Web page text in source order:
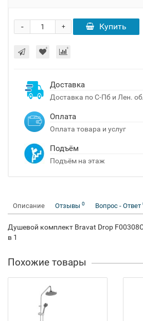
+
- Купить
Доставка
Доставка по С-Пб и Лен.
Оплата
Оплата товара и услуг
Подъём
Подъём на этаж
Описание Отзывы 0 Вопрос - Ответ
Душевой комплект Bravat Drop
в 1
Похожие товары